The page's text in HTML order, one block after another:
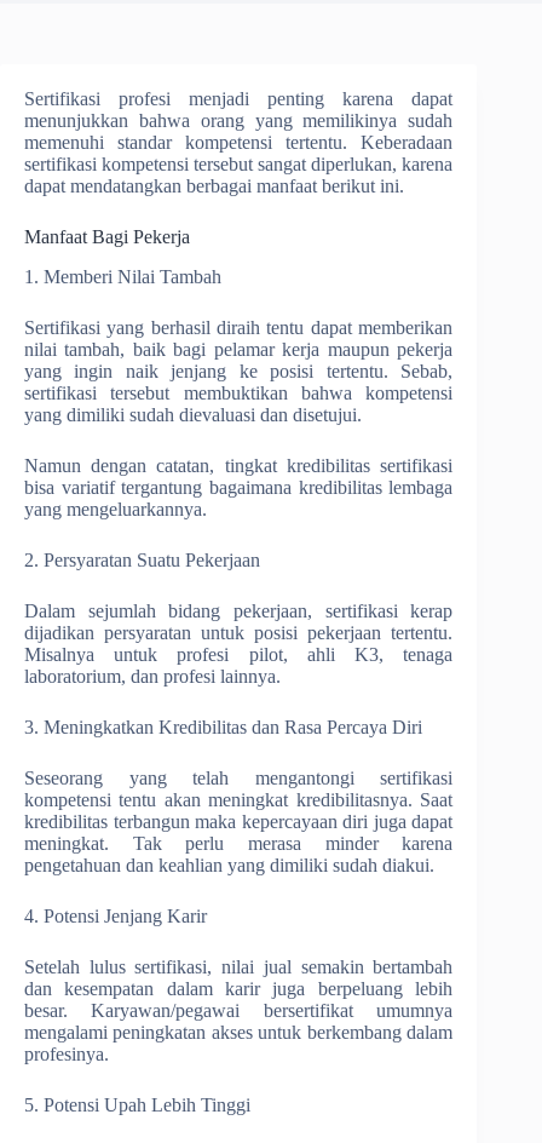
Sertifikasi profesi menjadi penting karena dapat
menunjukkan bahwa orang yang memilikinya sudah
memenuhi standar kompetensi tertentu. Keberadaan
sertifikasi kompetensi tersebut sangat diperlukan, karena
dapat mendatangkan berbagai manfaat berikut ini.
Manfaat Bagi Pekerja
1. Memberi Nilai Tambah
Sertifikasi yang berhasil diraih tentu dapat memberikan
nilai tambah, baik bagi pelamar kerja maupun pekerja
yang ingin naik jenjang ke posisi tertentu. Sebab,
sertifikasi tersebut membuktikan bahwa kompetensi
yang dimiliki sudah dievaluasi dan disetujui.
Namun dengan catatan, tingkat kredibilitas sertifikasi
bisa variatif tergantung bagaimana kredibilitas lembaga
yang mengeluarkannya.
2. Persyaratan Suatu Pekerjaan
Dalam sejumlah bidang pekerjaan, sertifikasi kerap
dijadikan persyaratan untuk posisi pekerjaan tertentu.
Misalnya untuk profesi pilot, ahli K3, tenaga
laboratorium, dan profesi lainnya.
3. Meningkatkan Kredibilitas dan Rasa Percaya Diri
Seseorang yang telah mengantongi sertifikasi
kompetensi tentu akan meningkat kredibilitasnya. Saat
kredibilitas terbangun maka kepercayaan diri juga dapat
meningkat. Tak perlu merasa minder karena
pengetahuan dan keahlian yang dimiliki sudah diakui.
4. Potensi Jenjang Karir
Setelah lulus sertifikasi, nilai jual semakin bertambah
dan kesempatan dalam karir juga berpeluang lebih
besar. Karyawan/pegawai bersertifikat umumnya
mengalami peningkatan akses untuk berkembang dalam
profesinya.
5. Potensi Upah Lebih Tinggi